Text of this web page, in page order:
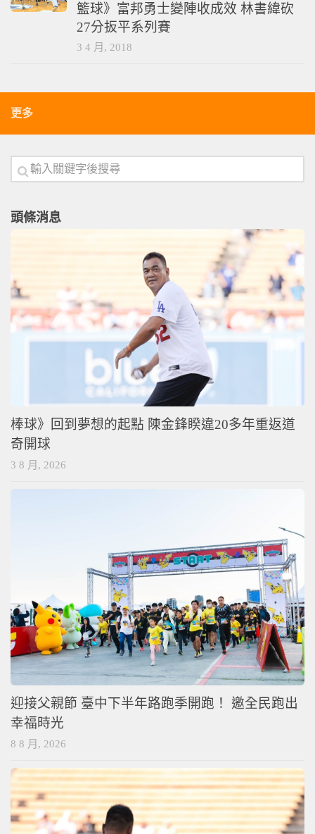
籃球》富邦勇士變陣收成效 林書緯砍
27分扳平系列賽
3 4 月, 2018
更多
頭條消息
棒球》回到夢想的起點 陳金鋒睽違20多年重返道
奇開球
3 8 月, 2026
迎接父親節 臺中下半年路跑季開跑！ 邀全民跑出
幸福時光
8 8 月, 2026